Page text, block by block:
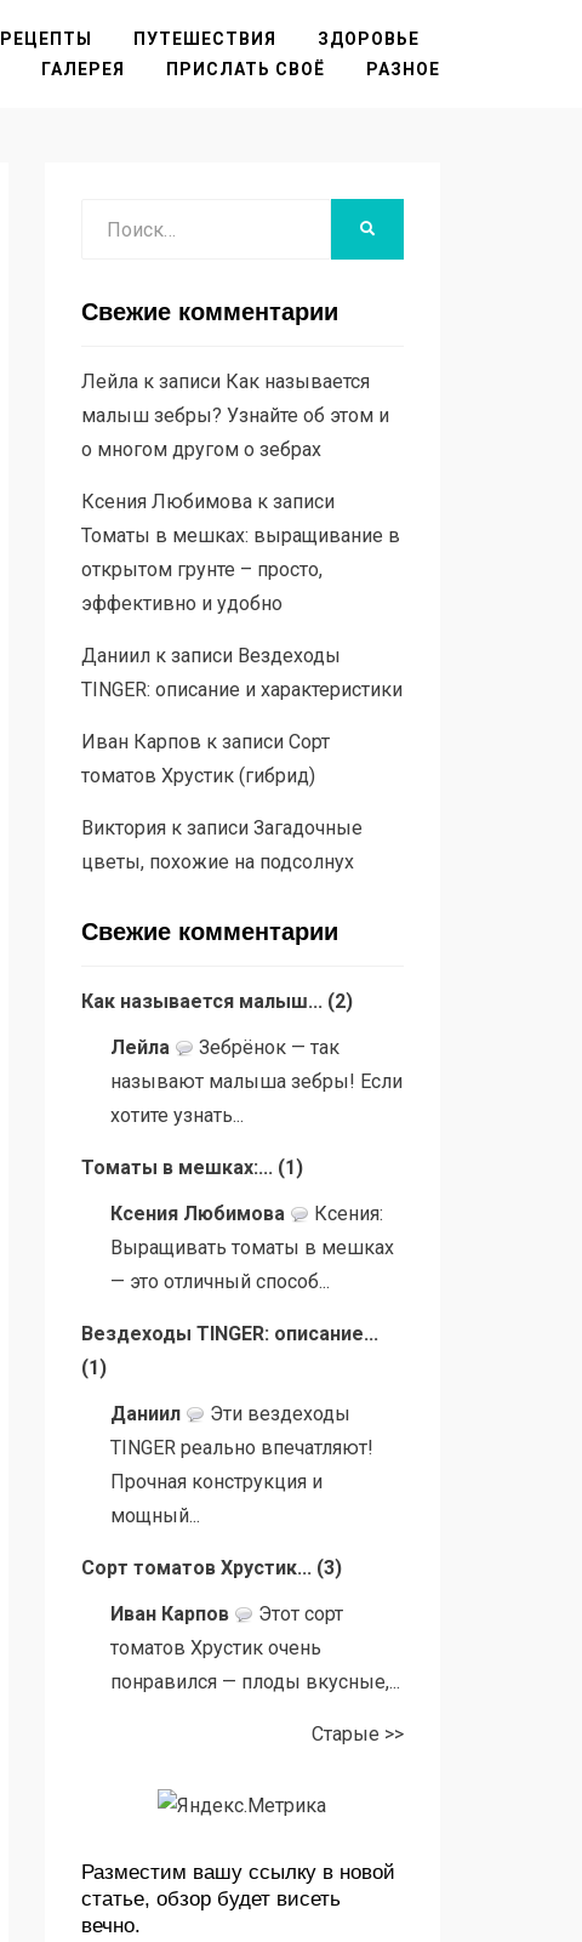
РЕЦЕПТЫ ПУТЕШЕСТВИЯ
ЗДОРОВЬЕ
ГАЛЕРЕЯ ПРИСЛАТЬ СВОЁ РАЗНОЕ
Свежие комментарии
Лейлак записи Как называется
малыш зебры? Узнайте об этом и
о многом другом о зебрах
Ксения Любимовак записи
Томаты в мешках: выращивание в
открытом грунте – просто,
эффективно и удобно
Даниилк записи Вездеходы
TINGER: описание и характеристики
Иван Карпов к записи Сорт
томатов Хрустик (гибрид)
Викторияк записи Загадочные
цветы, похожие на подсолнух
Свежие комментарии
Как называется малыш... (2)
Лейла
Зебрёнок — так
называют малыша зебры! Если
хотите узнать...
Томаты в мешках:... (1)
Ксения Любимова
Ксения:
Выращивать томаты в мешках
— это отличный способ...
Вездеходы TINGER: описание...
(1)
Даниил
Эти вездеходы
TINGER реально впечатляют!
Прочная конструкция и
мощный...
Сорт томатов Хрустик... (3)
Иван Карпов
Этот сорт
томатов Хрустик очень
понравился — плоды вкусные,...
Старые >>
Разместим вашу ссылку в новой
статье, обзор будет висеть
вечно.